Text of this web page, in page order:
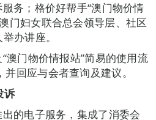
务；格价好帮手“澳门物价情
门妇女联合总会领导层、社区
办讲座。
澳门物价情报站”简易的使用流
回应与会者查询及建议。
诉
的电子服务，集成了消委会